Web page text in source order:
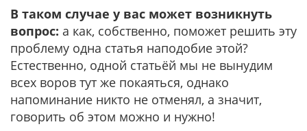
В таком случае у вас может возникнуть
вопрос: а как, собственно, поможет решить эту
проблему одна статья наподобие этой?
Естественно, одной статьёй мы не вынудим
всех воров тут же покаяться, однако
напоминание никто не отменял, а значит,
говорить об этом можно и нужно!